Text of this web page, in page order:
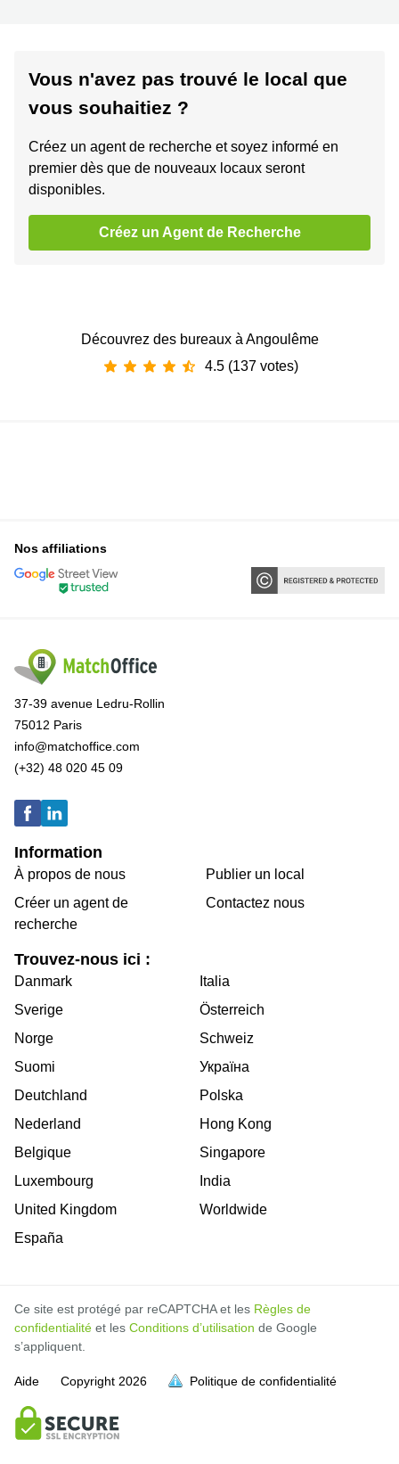
Vous n'avez pas trouvé le local que
vous souhaitiez ?
Créez un agent de recherche et soyez informé en
premier dès que de nouveaux locaux seront
disponibles.
Créez un Agent de Recherche
Découvrez des bureaux à Angoulême
4.5 (137 votes)
Nos affiliations
37-39 avenue Ledru-Rollin
75012 Paris
info@matchoffice.com
(+32) 48 020 45 09
Information
À propos de nous
Créer un agent de
recherche
Publier un local
Contactez nous
Trouvez-nous ici :
Danmark
Sverige
Norge
Suomi
Deutchland
Nederland
Belgique
Luxembourg
United Kingdom
España
Italia
Österreich
Schweiz
Україна
Polska
Hong Kong
Singapore
India
Worldwide
Ce site est protégé par reCAPTCHA et les Règles de
confidentialité et les Conditions d’utilisation de Google
s’appliquent.
Aide Copyright 2026 Politique de confidentialité